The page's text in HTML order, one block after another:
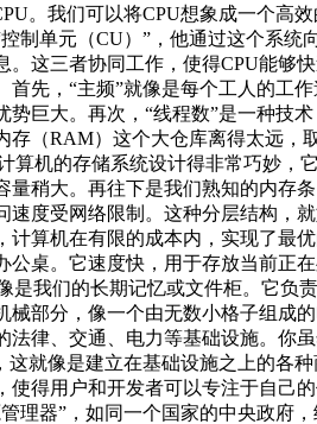
。我们可以将CPU想象成一个高
制单元（CU）”，他通过这个系
。这三者协同工作，使得CPU能够
首先，“主频”就像是每个工人的工
势巨大。再次，“线程数”是一种技
存（RAM）这个大仓库离得太远，
计算机的存储系统设计得非常巧妙
量稍大。再往下是我们熟知的内存
速度受网络限制。这种分层结构，
计算机在有限的成本内，实现了最
公桌。它速度快，用于存放当前正
是我们的长期记忆或文件柜。它负
械部分，像一个由无数小格子组成
法律、交通、电力等基础设施。你
这就像是建立在基础设施之上的各
使得用户和开发者可以专注于自己
理器”，如同一个国家的中央政府